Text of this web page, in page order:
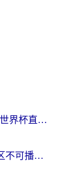
在国外怎么看美国 vs 澳大利亚世界杯直播？海外党必藏的中文解说观赛指南
在加拿大看抖音世界杯当前地区不可播放？海外党体育观赛终极指南